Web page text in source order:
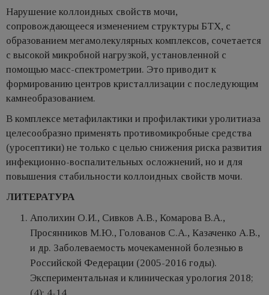
Нарушение коллоидных свойств мочи,
сопровождающееся изменением структуры БТХ, с
образованием мегамолекулярных комплексов, сочетается
с высокой микробной нагрузкой, установленной с
помощью масс-спектрометрии. Это приводит к
формированию центров кристаллизации с последующим
камнеобразованием.
В комплексе метафилактики и профилактики уролитиаза
целесообразно применять противомикробные средства
(уросептики) не только с целью снижения риска развития
инфекционно-воспалительных осложнений, но и для
повышения стабильности коллоидных свойств мочи.
ЛИТЕРАТУРА
Аполихин О.И., Сивков А.В., Комарова В.А.,
Просянников М.Ю., Голованов С.А., Казаченко А.В.,
и др. Заболеваемость мочекаменной болезнью в
Российской Федерации (2005-2016 годы).
Экспериментальная и клиническая урология 2018;